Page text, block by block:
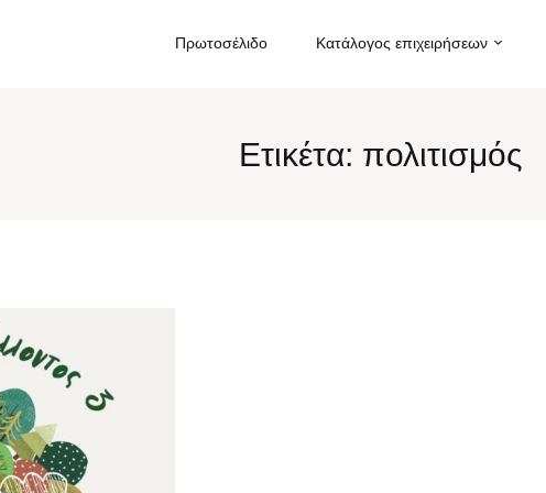
Πρωτοσέλιδο Κατάλογος επιχειρήσεων
Ετικέτα: πολιτισμός